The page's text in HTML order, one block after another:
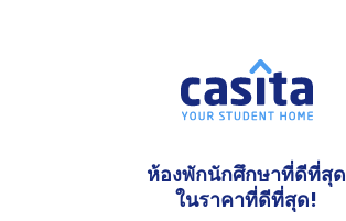
ห้องพักนักศึกษาที่ดีที่สุด
ในราคาที่ดีที่สุด!